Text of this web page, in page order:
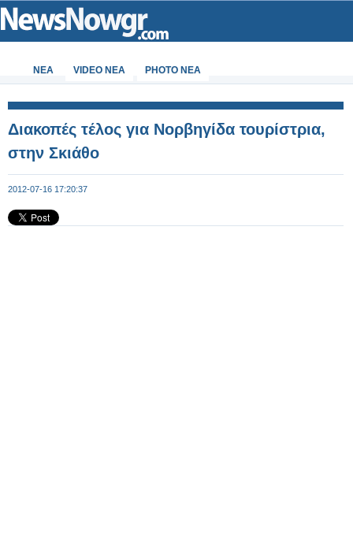
ΝΕΑ VIDEO NEA PHOTO NEA
Διακοπές τέλος για Νορβηγίδα τουρίστρια,
στην Σκιάθο
2012-07-16 17:20:37